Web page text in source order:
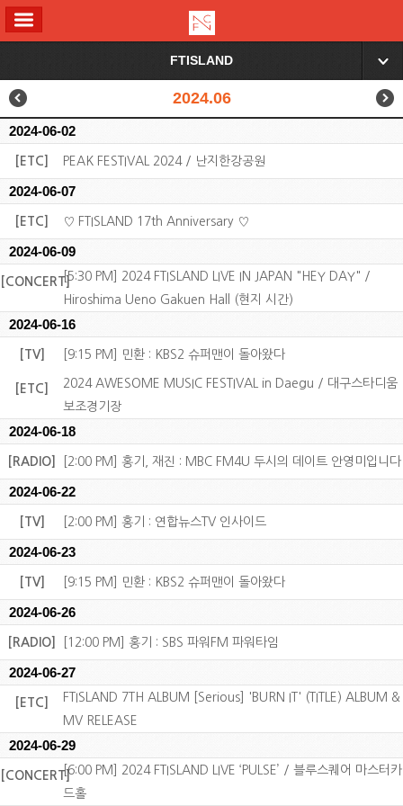
FTISLAND ▼
2024.06
2024-06-02
[ETC] PEAK FESTIVAL 2024 / 난지한강공원
2024-06-07
[ETC] ♡ FTISLAND 17th Anniversary ♡
2024-06-09
[CONCERT][5:30 PM] 2024 FTISLAND LIVE IN JAPAN "HEY DAY" /
Hiroshima Ueno Gakuen Hall (현지 시간)
2024-06-16
[TV] [9:15 PM] 민환 : KBS2 슈퍼맨이 돌아왔다
[ETC]
2024 AWESOME MUSIC FESTIVAL in Daegu / 대구스타디움
보조경기장
2024-06-18
[RADIO] [2:00 PM] 홍기, 재진 : MBC FM4U 두시의 데이트 안영미입니다
2024-06-22
[TV] [2:00 PM] 홍기 : 연합뉴스TV 인사이드
2024-06-23
[TV] [9:15 PM] 민환 : KBS2 슈퍼맨이 돌아왔다
2024-06-26
[RADIO] [12:00 PM] 홍기 : SBS 파워FM 파워타임
2024-06-27
[ETC]
FTISLAND 7TH ALBUM [Serious] 'BURN IT' (TITLE) ALBUM &
MV RELEASE
2024-06-29
[CONCERT][6:00 PM] 2024 FTISLAND LIVE ‘PULSE’ / 블루스퀘어 마스터카
드홀